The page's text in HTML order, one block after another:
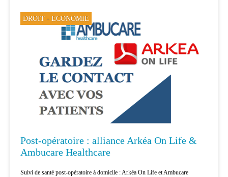
DROIT - ECONOMIE
Post-opératoire : alliance Arkéa On Life &
Ambucare Healthcare
Suivi de santé post-opératoire à domicile : Arkéa On Life et Ambucare